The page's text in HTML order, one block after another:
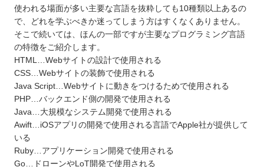
使われる場面が多い主要な言語を抜粋しても10種類以上あるの
で、どれを学ぶべきか迷ってしまう方はすくなくありません。
そこで続いては、ほんの一部ですが主要なプログラミング言語
の特徴をご紹介します。
HTML…Webサイトの設計で使用される
CSS…Webサイトの装飾で使用される
Java Script…Webサイトに動きをつけるためで使用される
PHP…バックエンド側の開発で使用される
Java…大規模なシステム開発で使用される
Awift…iOSアプリの開発で使用される言語でApple社が提供して
いる
Ruby…アプリケーション開発で使用される
Go…ドローンやLoT開発で使用される